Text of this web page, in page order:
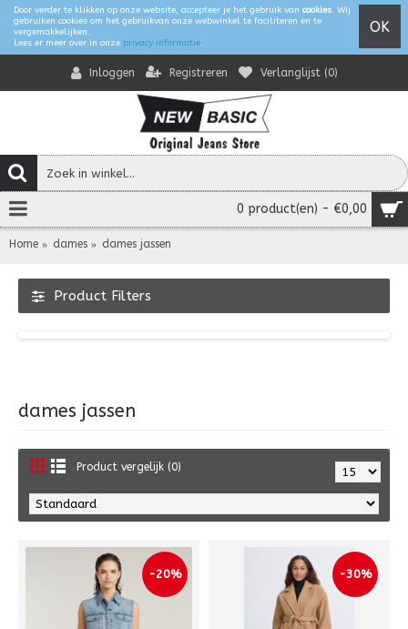
Door verder te klikken op onze website, accepteer je het gebruik van cookies. Wij
gebruiken cookies om het gebruikvan onze webwinkel te faciliteren en te
vergemakkelijken.
Lees er meer over in onze privacy informatie.
OK
Inloggen Registreren Verlanglijst (0)
0 product(en) - €0,00
Home dames dames jassen
Product Filters
dames jassen
Product vergelijk (0)
-20% -30%